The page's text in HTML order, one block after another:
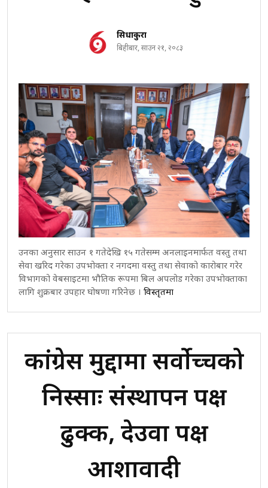
सिधाकुरा
बिहीबार, साउन २१, २०८३
उनका अनुसार साउन १ गतेदेखि १५ गतेसम्म अनलाइनमार्फत वस्तु तथा
सेवा खरिद गरेका उपभोक्ता र नगदमा वस्तु तथा सेवाको कारोबार गरेर
विभागको वेबसाइटमा भौतिक रूपमा बिल अपलोड गरेका उपभोक्ताका
लागि शुक्रबार उपहार घोषणा गरिनेछ । विस्तृतमा
कांग्रेस मुद्दामा सर्वोच्चको
निस्साः संस्थापन पक्ष
ढुक्क, देउवा पक्ष
आशावादी